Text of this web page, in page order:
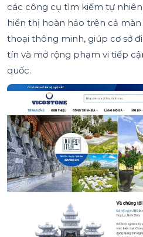
các công cụ tìm kiếm tự
hiển thị hoàn hảo trên cả
thoại thông minh, giúp cơ sở
tín và mở rộng phạm vi tiếp
quốc.